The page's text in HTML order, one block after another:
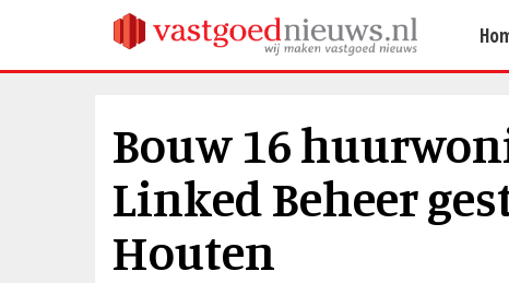
Bouw 16
Linked Beheer
Houten